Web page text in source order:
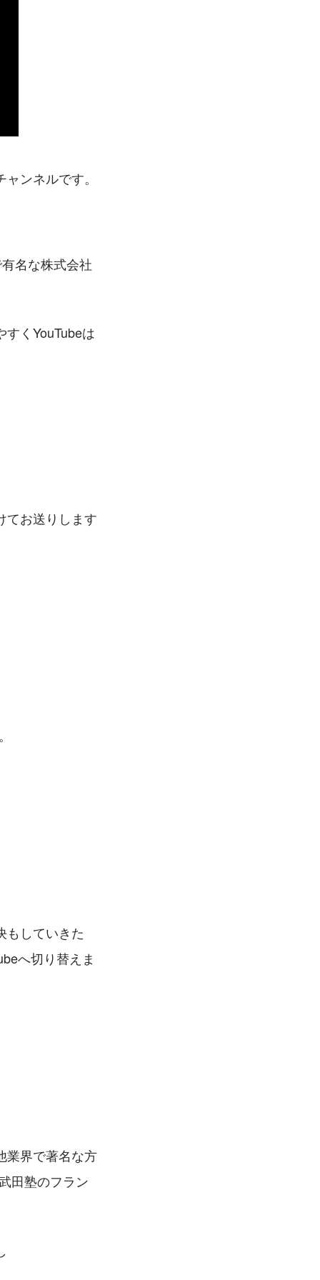
ンネルです。
名な株式会社
くYouTubeは
てお送りします
もしていきた
へ切り替えま
業界で著名な方
田塾のフラン